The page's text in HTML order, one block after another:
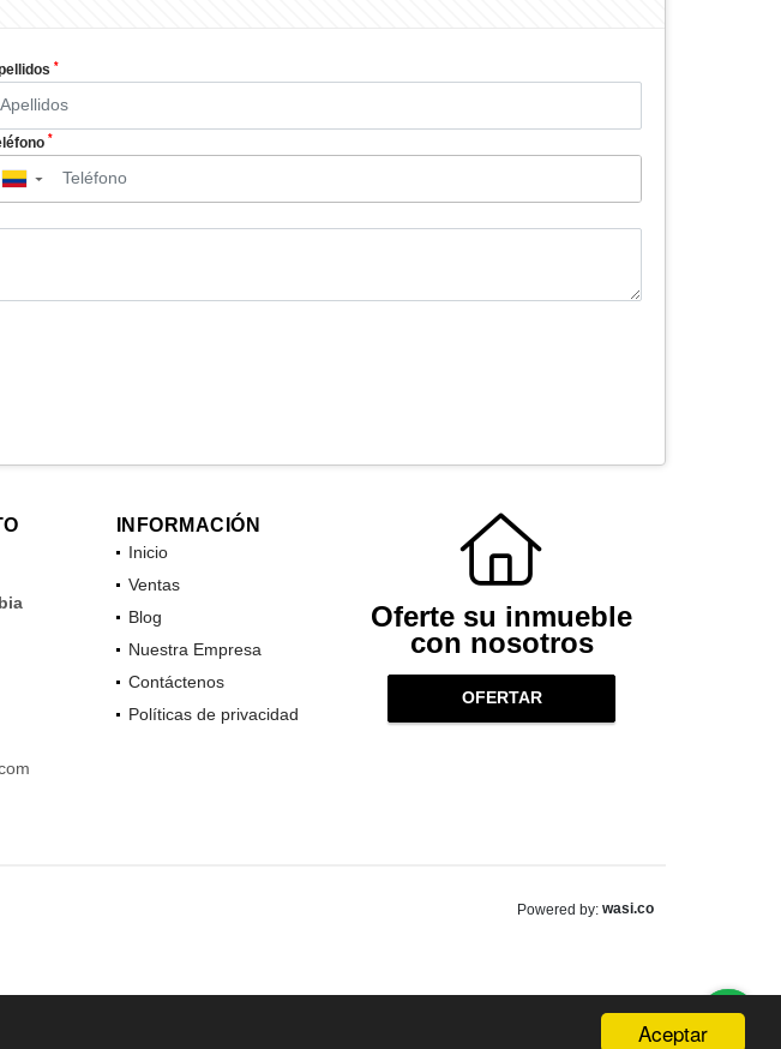
Aceptar
*
*
▼
INFORMACIÓN
Inicio
Ventas
Blog
Nuestra Empresa
Contáctenos
Políticas de privacidad
Oferte su inmueble
con nosotros
OFERTAR
Powered by: wasi.co